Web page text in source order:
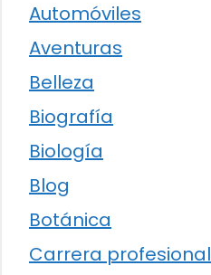
Automóviles
Aventuras
Belleza
Biografía
Biología
Blog
Botánica
Carrera profesional